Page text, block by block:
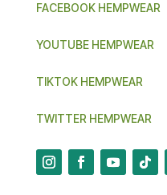
FACEBOOK HEMPWEAR
YOUTUBE HEMPWEAR
TIKTOK HEMPWEAR
TWITTER HEMPWEAR